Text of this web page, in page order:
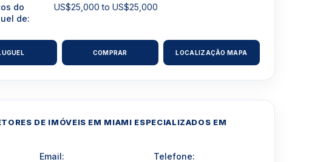
do
de:
US$25,000 to US$25,000
COMPRAR LOCALIZAÇÃO MAPA
DE IMÓVEIS EM MIAMI ESPECIALIZADOS EM
Email: Telefone: